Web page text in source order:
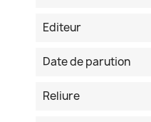
Editeur
Date de parution
Reliure